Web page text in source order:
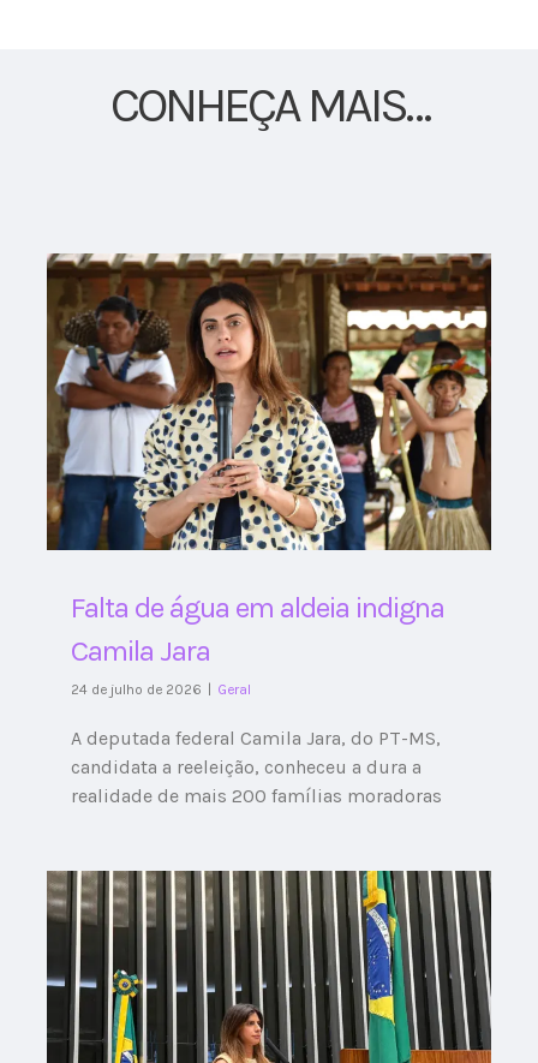
CONHEÇA MAIS…
Falta de água em aldeia indigna
Camila Jara
24 de julho de 2026 | Geral
A deputada federal Camila Jara, do PT-MS,
candidata a reeleição, conheceu a dura a
realidade de mais 200 famílias moradoras